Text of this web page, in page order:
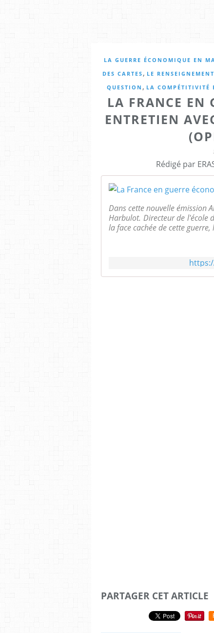
LA GUERRE ÉCONOMIQUE EN
DES CARTES , LE
QUESTION , LA COMPÉTITIVITÉ
LA FRANCE EN
ENTRETIEN
Rédigé par
Dans cette nouvelle émission
Harbulot. Directeur de l'école
la face cachée de cette guerre,
PARTAGER CET ARTICLE